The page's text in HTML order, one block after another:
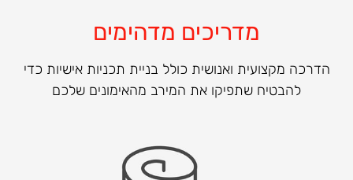
מדריכים מדהימים
הדרכה מקצועית ואנושית כולל בניית תכניות אישיות כדי
להבטיח שתפיקו את המירב מהאימונים שלכם